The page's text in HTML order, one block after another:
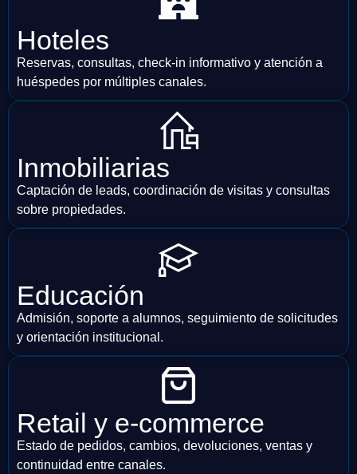
Hoteles
Reservas, consultas, check-in informativo y atención a
huéspedes por múltiples canales.
Inmobiliarias
Captación de leads, coordinación de visitas y consultas
sobre propiedades.
Educación
Admisión, soporte a alumnos, seguimiento de solicitudes
y orientación institucional.
Retail y e-commerce
Estado de pedidos, cambios, devoluciones, ventas y
continuidad entre canales.